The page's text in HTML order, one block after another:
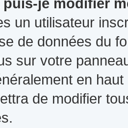
un utilisateur
de données du
sur votre
en
de modifier